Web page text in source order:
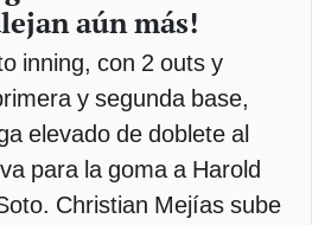
aún más!
inning, con 2 outs y
y segunda base,
elevado de doblete al
para la goma a Harold
Christian Mejías sube